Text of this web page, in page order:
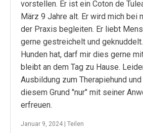
vorstellen. Er ist ein Coton de
März 9 Jahre alt. Er wird mich bei
der Praxis begleiten. Er liebt
gerne gestreichelt und
Hunden hat, darf mir dies gerne
bleibt an dem Tag zu Hause.
Ausbildung zum Therapiehund
diesem Grund "nur" mit seiner
erfreuen.
Januar 9, 2024 | Teilen